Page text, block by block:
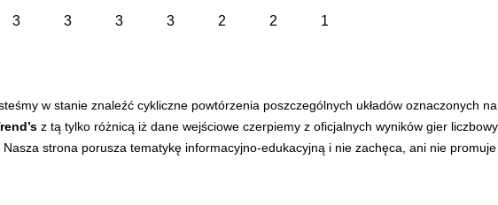
3 3 3 3 2 2 1
w stanie znaleźć cykliczne powtórzenia poszczególnych układów oznaczonych
z tą tylko różnicą iż dane wejściowe czerpiemy z oficjalnych wyników gier
strona porusza tematykę informacyjno-edukacyjną i nie zachęca, ani nie promuje